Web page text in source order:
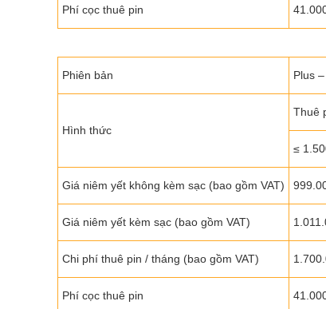
Phí cọc thuê pin
Phiên bản Plus
Hình thức
Thuê
≤
Giá niêm yết không kèm sạc (bao gồm VAT)
Giá niêm yết kèm sạc (bao gồm VAT)
Chi phí thuê pin / tháng (bao gồm VAT)
Phí cọc thuê pin